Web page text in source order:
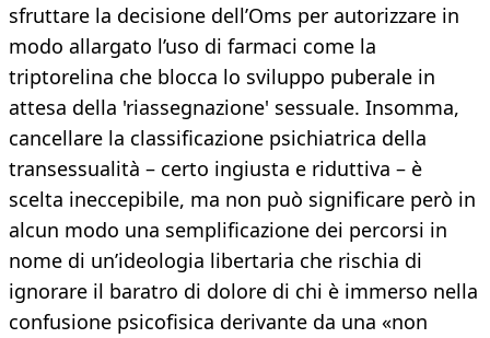
sfruttare la decisione dell’Oms per autorizzare in
modo allargato l’uso di farmaci come la
triptorelina che blocca lo sviluppo puberale in
attesa della 'riassegnazione' sessuale. Insomma,
cancellare la classificazione psichiatrica della
transessualità – certo ingiusta e riduttiva – è
scelta ineccepibile, ma non può significare però in
alcun modo una semplificazione dei percorsi in
nome di un’ideologia libertaria che rischia di
ignorare il baratro di dolore di chi è immerso nella
confusione psicofisica derivante da una «non